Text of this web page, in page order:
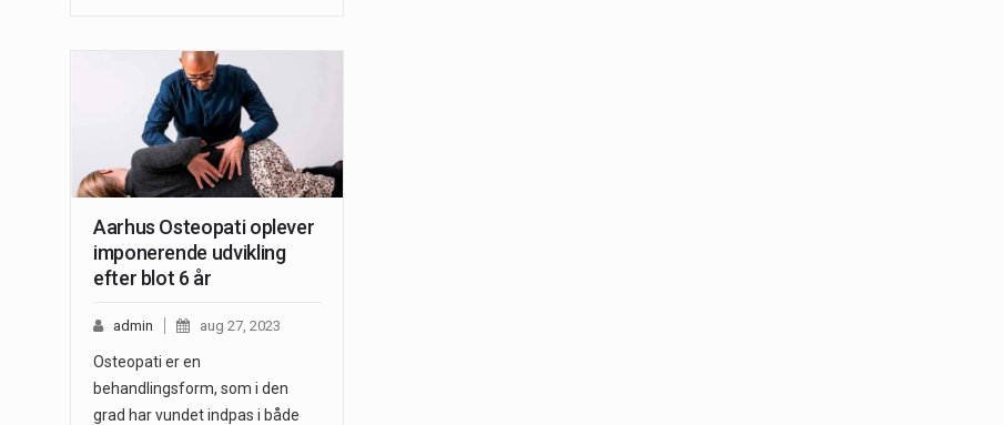
Aarhus Osteopati oplever
imponerende udvikling
efter blot 6 år
admin aug 27, 2023
Osteopati er en
behandlingsform, som i den
grad har vundet indpas i både